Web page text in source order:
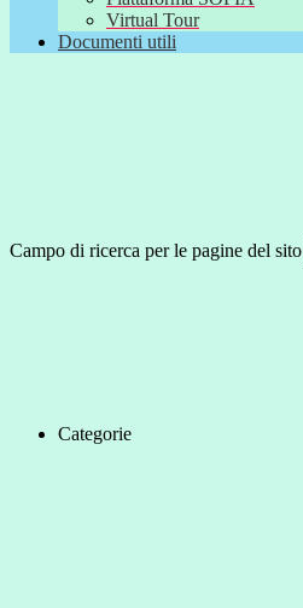
Virtual Tour
Documenti utili
Campo di ricerca per le pagine del sito
Categorie